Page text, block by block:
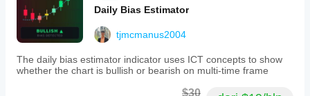
Daily Bias Estimator
tjmcmanus2004
The daily bias estimator indicator uses ICT concepts to show
whether the chart is bullish or bearish on multi-time frame
$30